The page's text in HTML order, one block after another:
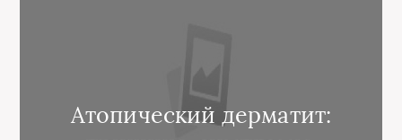
Атопический дерматит: